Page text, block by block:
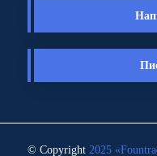
© Copyright2025